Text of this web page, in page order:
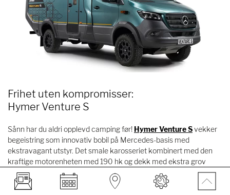
Frihet uten kompromisser:
Hymer Venture S
Sånn har du aldri opplevd camping før! Hymer Venture Svekker
begeistring som innovativ bobil på Mercedes-basis med
ekstravagant utstyr. Det smale karosseriet kombinert med den
kraftige motorenheten med 190 hk og dekk med ekstra grov
profil gir reiselysten din en grenseløs frihet. I tillegg scorer
Mercedes Sprinter som firehjulsdrevet bobil, inkludert offroad-